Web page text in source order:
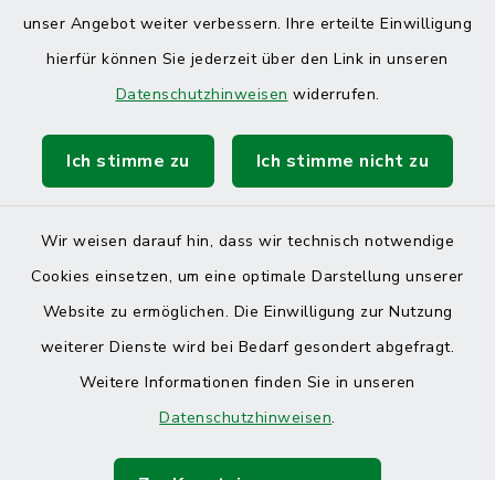
unser Angebot weiter verbessern. Ihre erteilte Einwilligung
hierfür können Sie jederzeit über den Link in unseren
Datenschutzhinweisen widerrufen.
Ich stimme zu Ich stimme nicht zu
Wir weisen darauf hin, dass wir technisch notwendige
Cookies einsetzen, um eine optimale Darstellung unserer
Website zu ermöglichen. Die Einwilligung zur Nutzung
weiterer Dienste wird bei Bedarf gesondert abgefragt.
Weitere Informationen finden Sie in unseren
Datenschutzhinweisen.
Barrierefreiheit